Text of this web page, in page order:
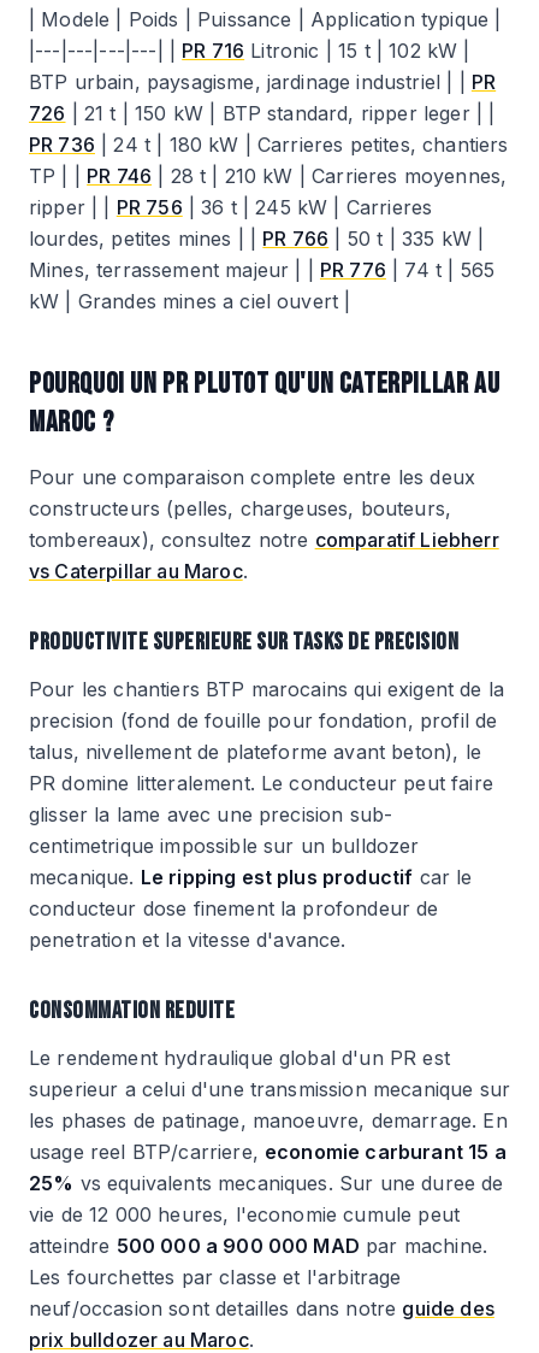
| Modele | Poids | Puissance | Application typique |
|---|---|---|---| | PR 716 Litronic | 15 t | 102 kW |
BTP urbain, paysagisme, jardinage industriel | | PR
726 | 21 t | 150 kW | BTP standard, ripper leger | |
PR 736 | 24 t | 180 kW | Carrieres petites, chantiers
TP | | PR 746 | 28 t | 210 kW | Carrieres moyennes,
ripper | | PR 756 | 36 t | 245 kW | Carrieres
lourdes, petites mines | | PR 766 | 50 t | 335 kW |
Mines, terrassement majeur | | PR 776 | 74 t | 565
kW | Grandes mines a ciel ouvert |
POURQUOI UN PR PLUTOT QU'UN CATERPILLAR AU
MAROC ?
Pour une comparaison complete entre les deux
constructeurs (pelles, chargeuses, bouteurs,
tombereaux), consultez notre comparatif Liebherr
vs Caterpillar au Maroc.
PRODUCTIVITE SUPERIEURE SUR TASKS DE PRECISION
Pour les chantiers BTP marocains qui exigent de la
precision (fond de fouille pour fondation, profil de
talus, nivellement de plateforme avant beton), le
PR domine litteralement. Le conducteur peut faire
glisser la lame avec une precision sub-
centimetrique impossible sur un bulldozer
mecanique. Le ripping est plus productif car le
conducteur dose finement la profondeur de
penetration et la vitesse d'avance.
CONSOMMATION REDUITE
Le rendement hydraulique global d'un PR est
superieur a celui d'une transmission mecanique sur
les phases de patinage, manoeuvre, demarrage. En
usage reel BTP/carriere, economie carburant 15 a
25% vs equivalents mecaniques. Sur une duree de
vie de 12 000 heures, l'economie cumule peut
atteindre 500 000 a 900 000 MAD par machine.
Les fourchettes par classe et l'arbitrage
neuf/occasion sont detailles dans notre guide des
prix bulldozer au Maroc.